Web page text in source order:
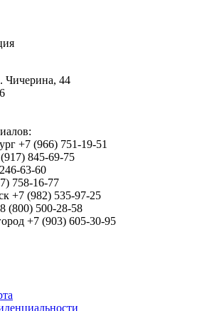
Чичерина, 44
+7 (966) 751-19-51
845-69-75
63-60
758-16-77
+7 (982) 535-97-25
(800) 500-28-58
+7 (903) 605-30-95